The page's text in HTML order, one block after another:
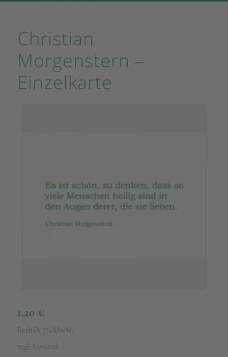
Christian
Morgenstern –
Einzelkarte
1,20 €
Enthält 7% MwSt.
zzgl. Versand